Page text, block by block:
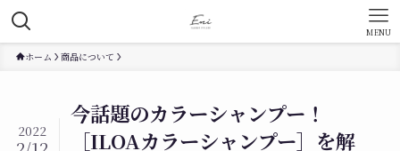
MENU
ホーム 商品について
今話題のカラーシャンプー！
［ILOAカラーシャンプー］を解
2022